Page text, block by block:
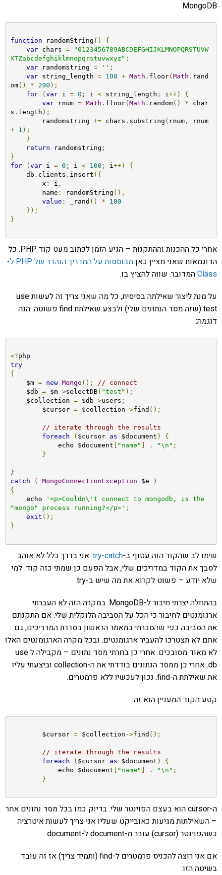
MongoDB
function randomString ()
{
var chars =
"0123456789ABCDEFGHIJKLMNOPQRSTUVW
XTZabcdefghiklmnopqrstuvwxyz" ;
var randomstring = '' ;
var string_length = 100 + Math . floor( Math . rand
om() * 200 );
for
( var i = 0 ; i < string_length ; i++)
{
var rnum = Math . floor( Math . random() * char
s . length );
        randomstring
+= chars . substring ( rnum,
rnum
+
1 );
}
return randomstring ;
}
for
( var i = 0 ; i < 100 ; i++)
{
    db
. clients . insert ({
        x
: i ,
        name
: randomString (),
value : _rand () *
100
});
}
אחרי כל ההכנות וההתקנות – הגיע הזמן לכתוב מעט קוד PHP. כל
הדוגמאות שאני מציין כאן
מבוססות על המדריך הנהדר של PHP ל-
Classהמדובר. שווה להציץ בו.
על מנת ליצור שאילתה בסיסית, כל מה שאני צריך זה לעשות use
test (שזה מסד הנתונים שלי) ולבצע שאילתת find פשוטה. הנה
דוגמה:
<?
try
{
    $m
= new Mongo ();
// connect
    $db
= $m->selectDB( "test" );
    $collection
= $db ->users ;
	$cursor
= $collection ->find ();
// iterate through the results
foreach
( $cursor as $document )
{
	    echo $document
"name" . "\n" ;
}
}
catch
( MongoConnectionException $e
)
{
    echo
'<p>Couldn\'t connect to mongodb, is the
"mongo" process running?</p>' ;
exit ();
}
שימו לב שהקוד הזה עטוף ב-try-catch. אני בדרך כלל לא אוהב
לסבך את הקוד במדריכים שלי, אבל הפעם כן שמתי כזה קוד. למי
שלא יודע – פשוט לקרוא את מה שיש ב-try.
בהתחלה יצרתי חיבור ל-MongoDB. במקרה הזה לא העברתי
ארגומנטים לחיבור כי הכל על הסביבה הלוקלית שלי. אם התקנתם
את הסביבה כפי שהסברתי במאמר הראשון בסדרת המדריכים, גם
אתם לא תצטרכו להעביר ארגומנטים. ובכל מקרה הארגומנטים האלו
לא מאוד מסובכים. אחרי כן בחרתי מסד נתונים – מקבילה ל use
db. אחרי כן ממסד הנתונים בודדתי את ה-collection וביצעתי עליו
את שאילתת ה-find. נכון לעכשיו ללא פרמטרים.
קטע הקוד המעניין הוא זה:
	$cursor
= $collection ->find ();
// iterate through the results
foreach
( $cursor as $document )
{
	    echo $document
"name" . "\n" ;
}
ה-cursor הוא בעצם הפוינטר שלי. בדיוק כמו בכל מסד נתונים אחר
– השאילתות מגיעות כאובייקט שעליו אני צריך לעשות איטרציה
כשהפוינטר (cursor) עובר מ-document ל-document.
אם אני רוצה להכניס פרמטרים ל-find (ותמיד צריך) אז זה עובד
בשיטה הזו: